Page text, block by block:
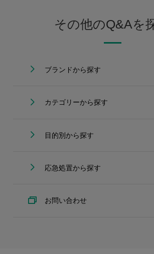
その他のQ&Aを
ブランドから探す
カテゴリーから探す
目的別から探す
応急処置から探す
お問い合わせ